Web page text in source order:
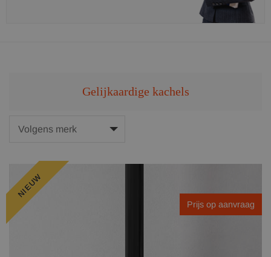
Gelijkaardige kachels
NIEUW
Prijs op aanvraag